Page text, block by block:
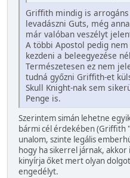
Griffith mindig is
levadászni Guts, még
már valóban veszélyt
A többi Apostol pedig
kezdeni a beleegyezése
Természetesen ez nem
tudná győzni Griffith-et
Skull Knight-nak sem
Penge is.
Szerintem simán lehetne
bármi cél érdekében
unalom, szinte legális
hogy ha sikerrel járnak,
kinyírja őket mert olyan
engedélyt.